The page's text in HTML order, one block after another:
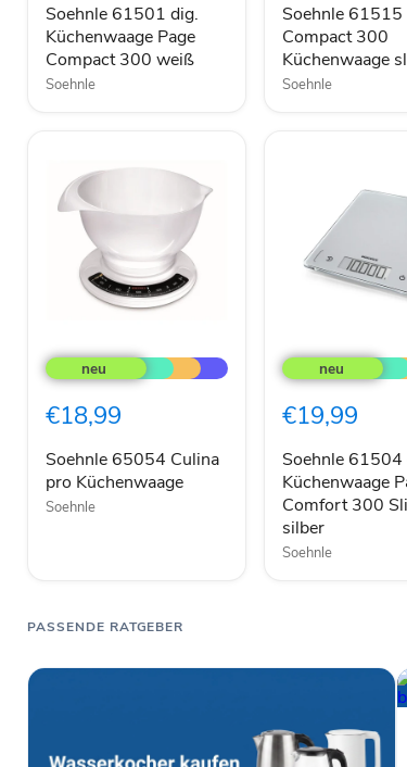
300
weiß
Soehnle 61501 dig.
Küchenwaage Page
Compact 300 weiß
Soehnle
slate
Soehnle 61515
Compact 300
Küchenwaage
Soehnle
65054
Culina
Küchenwaage
€18,99
Soehnle 65054 Culina
pro Küchenwaage
Soehnle
61504
digi.
Page
300
Slim
silber
€19,99
Soehnle 61504
Küchenwaage
Comfort 300
silber
Soehnle
PASSENDE RATGEBER